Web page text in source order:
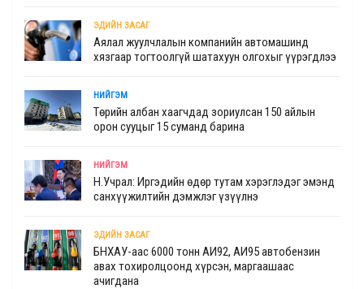
ЭДИЙН ЗАСАГ
Аялал жуулчлалын компанийн автомашинд
хязгаар тогтоолгүй шатахуун олгохыг үүрэгдлээ
НИЙГЭМ
Төрийн албан хаагчдад зориулсан 150 айлын
орон сууцыг 15 суманд барина
НИЙГЭМ
Н.Учрал: Иргэдийн өдөр тутам хэрэглэдэг эмэнд
санхүүжилтийн дэмжлэг үзүүлнэ
ЭДИЙН ЗАСАГ
БНХАУ-аас 6000 тонн АИ92, АИ95 автобензин
авах тохиролцоонд хүрсэн, маргаашаас
ачигдана